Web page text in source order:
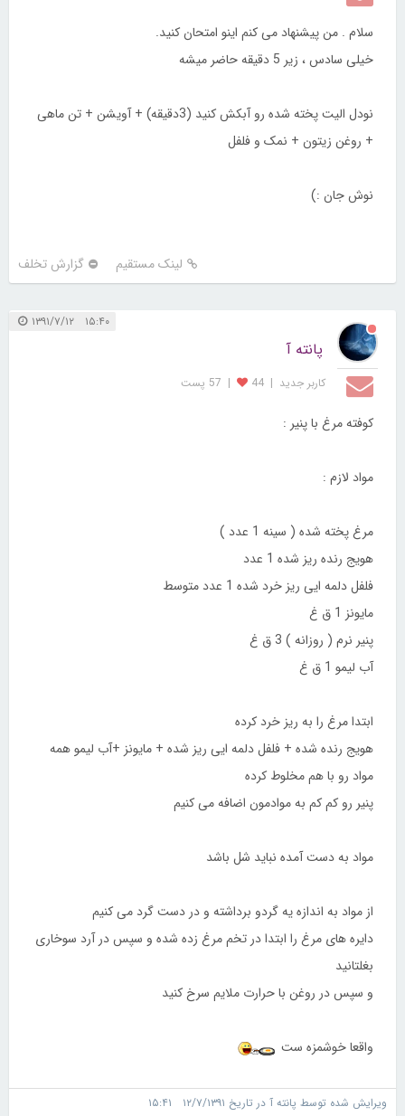
سلام . من پیشنهاد می کنم اینو امتحان کنید.
خیلی سادس ، زیر 5 دقیقه حاضر میشه
نودل الیت پخته شده رو آبکش کنید (3دقیقه) + آویشن + تن ماهی
+ روغن زیتون + نمک و فلفل
نوش جان :)
لینک مستقیم گزارش تخلف
۱۵:۴۰ ۱۳۹۱/۷/۱۲
پانته آ
کاربر جديد |
44
| 57 پست
کوفته مرغ با پنیر :
مواد لازم :
مرغ پخته شده ( سینه 1 عدد )
هویج رنده ریز شده 1 عدد
فلفل دلمه ایی ریز خرد شده 1 عدد متوسط
مایونز 1 ق غ
پنیر نرم ( روزانه ) 3 ق غ
آب لیمو 1 ق غ
ابتدا مرغ را به ریز خرد کرده
هویج رنده شده + فلفل دلمه ایی ریز شده + مایونز +آب لیمو همه
مواد رو با هم مخلوط کرده
پنیر رو کم کم به موادمون اضافه می کنیم
مواد به دست آمده نباید شل باشد
از مواد به اندازه یه گردو برداشته و در دست گرد می کنیم
دایره های مرغ را ابتدا در تخم مرغ زده شده و سپس در آرد سوخاری
بغلتانید
و سپس در روغن با حرارت ملایم سرخ کنید
واقعا خوشمزه ست
ویرایش شده توسط پانته آ در تاریخ ۱۲/۷/۱۳۹۱ ۱۵:۴۱